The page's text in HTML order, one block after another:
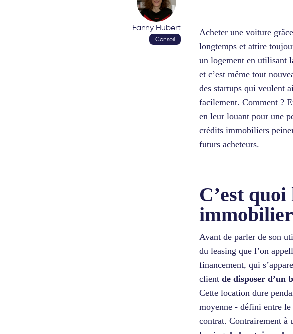
Fanny Hubert
Conseil
Acheter une voiture
longtemps et attire
un logement en utilisant
et c’est même tout
des startups qui veulent
facilement. Comment ?
en leur louant pour une
crédits immobiliers
futurs acheteurs.
C’est
Avant de parler de son
du leasing que l’on
financement, qui
client de disposer d’un
Cette location dure
moyenne - défini entre
contrat. Contrairement à